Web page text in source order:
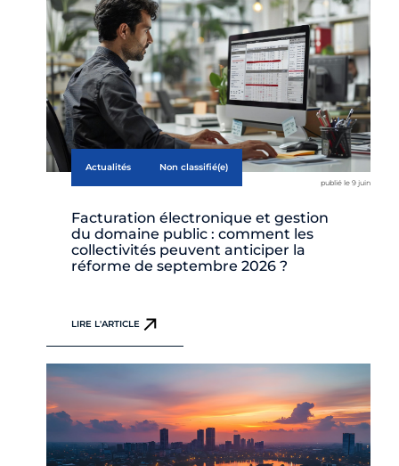
Actualités Non classifié(e)
publié le 9 juin
Facturation électronique et gestion
du domaine public : comment les
collectivités peuvent anticiper la
réforme de septembre 2026 ?
LIRE L'ARTICLE